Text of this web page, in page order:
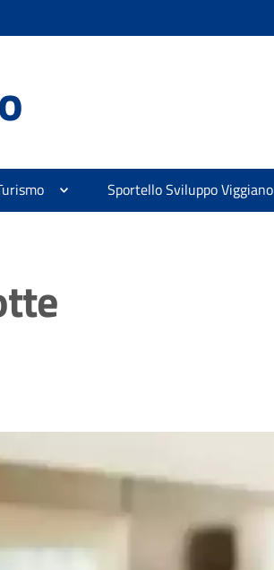
Sportello Sviluppo Viggiano